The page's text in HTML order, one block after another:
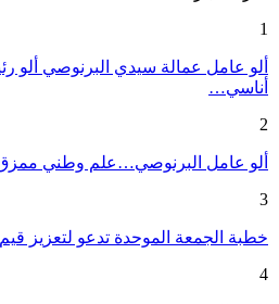
1
ألو عامل عمالة سيدي البرنوصي ألو
أناسي…
2
ألو عامل البرنوصي…علم وطني
3
خطبة الجمعة الموحدة تدعو لتعزيز
4